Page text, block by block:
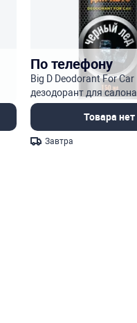
По телефону
Big D Deodorant For Car
дезодорант для салона
автомобиля
Товара нет
Завтра